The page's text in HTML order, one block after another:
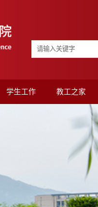
学生工作 教工之家